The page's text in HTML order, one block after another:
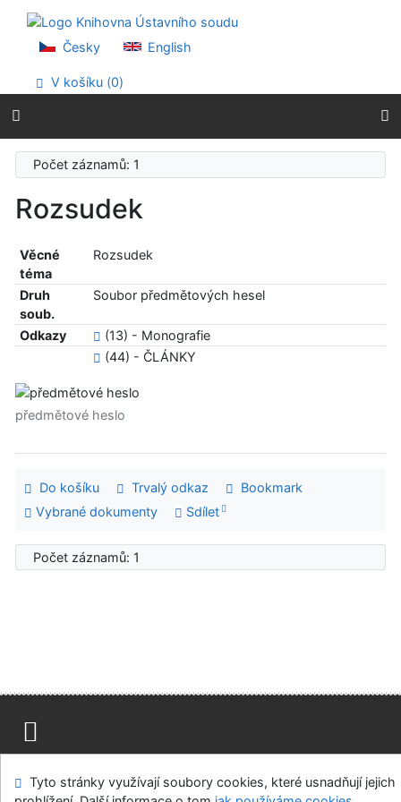
Přejít na menu
Prohlášení o webové přístupnosti
Česky English
V košíku (0)
Počet záznamů: 1
Rozsudek
Věcné
téma
Rozsudek
Druh
soub.
Soubor předmětových hesel
Odkazy
(13) - Monografie
(44) - ČLÁNKY
předmětové heslo
Do košíku Trvalý odkaz
Bookmark
Vybrané dokumenty
Sdílet
Počet záznamů: 1
Modul OpenSearch
Napište nám Nastavení cookies
Tyto stránky využívají soubory cookies, které usnadňují jejich